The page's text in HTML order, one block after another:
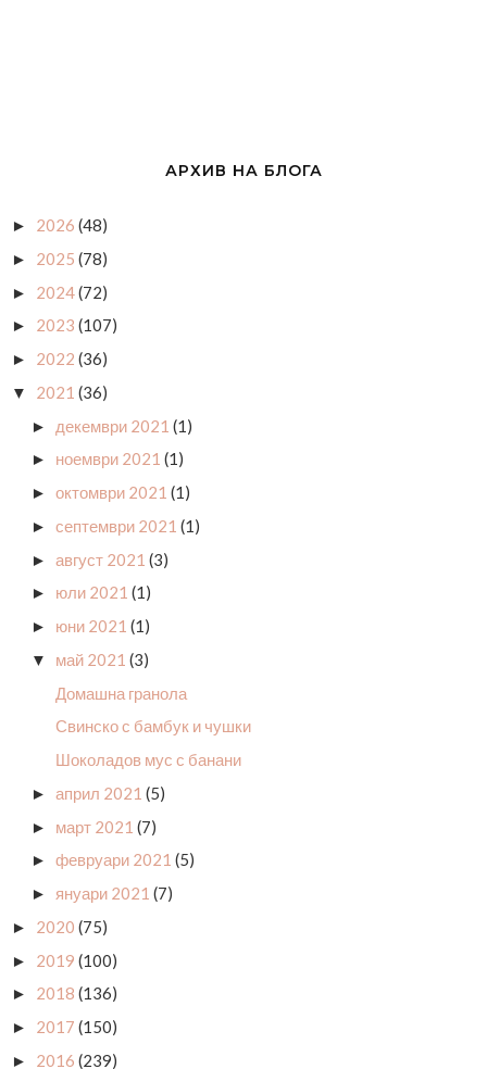
АРХИВ НА БЛОГА
► 2026 (48)
► 2025 (78)
► 2024(72)
► 2023 (107)
► 2022 (36)
▼ 2021 (36)
► декември 2021 (1)
► ноември 2021 (1)
► октомври 2021 (1)
► септември 2021 (1)
► август 2021 (3)
► юли 2021 (1)
► юни 2021 (1)
▼ май 2021 (3)
Домашна гранола
Свинско с бамбук и чушки
Шоколадов мус с банани
► април 2021 (5)
► март 2021 (7)
► февруари 2021 (5)
► януари 2021 (7)
► 2020 (75)
► 2019 (100)
► 2018 (136)
► 2017 (150)
► 2016 (239)